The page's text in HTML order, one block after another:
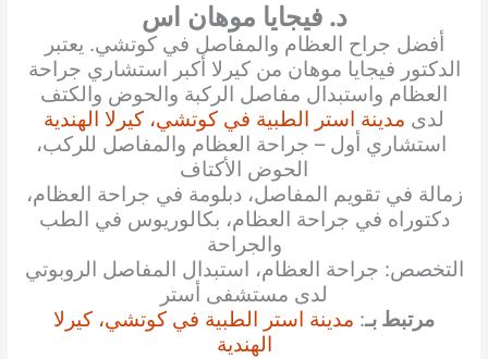
د. فيجايا موهان اس
أفضل جراح العظام والمفاصل في كوتشي. يعتبر
الدكتور فيجايا موهان من كيرلا أكبر استشاري جراحة
العظام واستبدال مفاصل الركبة والحوض والكتف
لدى مدينة استر الطبية في كوتشي، كيرلا الهندية
استشاري أول – جراحة العظام والمفاصل للركب،
الحوض الأكتاف
زمالة في تقويم المفاصل، دبلومة في جراحة العظام،
دكتوراه في جراحة العظام، بكالوريوس في الطب
والجراحة
التخصص: جراحة العظام، استبدال المفاصل الروبوتي
لدى مستشفى أستر
مرتبط بـ: مدينة استر الطبية في كوتشي، كيرلا
الهندية